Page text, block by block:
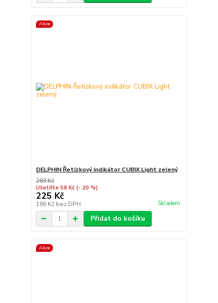
Akce
DELPHIN Řetízkový indikátor CUBIX Light zelený
283 Kč
Ušetříte 58 Kč (- 20 %)
225 Kč
186 Kč bez DPH Skladem
Přidat do košíku
Akce